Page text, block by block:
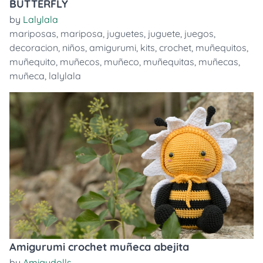
BUTTERFLY
by Lalylala
mariposas, mariposa, juguetes, juguete, juegos,
decoracion, niños, amigurumi, kits, crochet, muñequitos,
muñequito, muñecos, muñeco, muñequitas, muñecas,
muñeca, lalylala
Amigurumi crochet muñeca abejita